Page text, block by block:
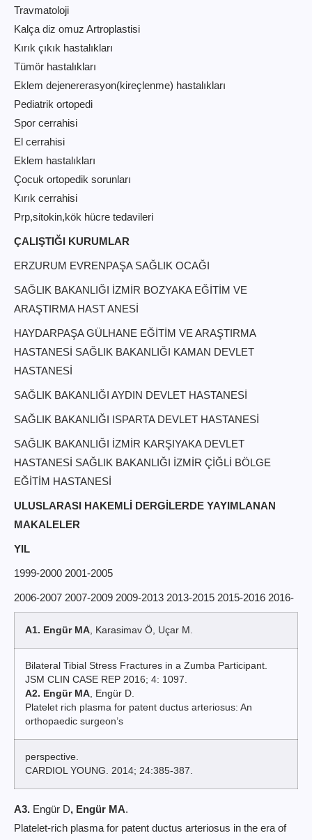
Travmatoloji
Kalça diz omuz Artroplastisi
Kırık çıkık hastalıkları
Tümör hastalıkları
Eklem dejenererasyon(kireçlenme) hastalıkları
Pediatrik ortopedi
Spor cerrahisi
El cerrahisi
Eklem hastalıkları
Çocuk ortopedik sorunları
Kırık cerrahisi
Prp,sitokin,kök hücre tedavileri
ÇALIŞTIĞI KURUMLAR
ERZURUM EVRENPAŞA SAĞLIK OCAĞI
SAĞLIK BAKANLIĞI İZMİR BOZYAKA EĞİTİM VE
ARAŞTIRMA HAST ANESİ
HAYDARPAŞA GÜLHANE EĞİTİM VE ARAŞTIRMA
HASTANESİ SAĞLIK BAKANLIĞI KAMAN DEVLET
HASTANESİ
SAĞLIK BAKANLIĞI AYDIN DEVLET HASTANESİ
SAĞLIK BAKANLIĞI ISPARTA DEVLET HASTANESİ
SAĞLIK BAKANLIĞI İZMİR KARŞIYAKA DEVLET
HASTANESİ SAĞLIK BAKANLIĞI İZMİR ÇİĞLİ BÖLGE
EĞİTİM HASTANESİ
ULUSLARASI HAKEMLİ DERGİLERDE YAYIMLANAN
MAKALELER
YIL
1999-2000 2001-2005
2006-2007 2007-2009 2009-2013 2013-2015 2015-2016 2016-
A1. Engür MA, Karasimav Ö, Uçar M.
Bilateral Tibial Stress Fractures in a Zumba Participant.
JSM CLIN CASE REP 2016; 4: 1097.
A2. Engür MA, Engür D.
Platelet rich plasma for patent ductus arteriosus: An
orthopaedic surgeon’s
perspective.
CARDIOL YOUNG. 2014; 24:385-387.
A3. Engür D, Engür MA.
Platelet-rich plasma for patent ductus arteriosus in the era of